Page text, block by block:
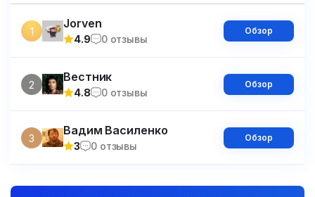
1
Jorven
4.9 0 отзывы
Обзор
2
Вестник
4.8 0 отзывы
Обзор
3
Вадим Василенко
3 0 отзывы
Обзор